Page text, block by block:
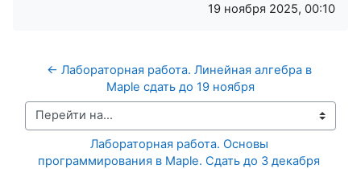
19 ноября 2025, 00:10
← Лабораторная работа. Линейная алгебра в
Maple сдать до 19 ноября
Перейти на...
Лабораторная работа. Основы
программирования в Maple. Сдать до 3 декабря